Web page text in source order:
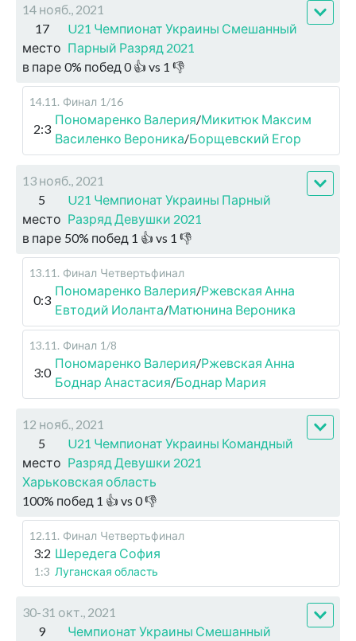
14 нояб., 2021
17
место
U21 Чемпионат Украины Смешанный
Парный Разряд 2021
в паре 0% побед 0👍 vs 1 👎
14.11 . Финал 1/16
2:3
Пономаренко Валерия/Микитюк Максим
Василенко Вероника/Борщевский Егор
13 нояб., 2021
5
место
U21 Чемпионат Украины Парный
Разряд Девушки 2021
в паре 50% побед 1 👍 vs 1 👎
13.11 . Финал Четвертьфинал
0:3
Пономаренко Валерия/Ржевская Анна
Евтодий Иоланта/Матюнина Вероника
13.11 . Финал 1/8
3:0
Пономаренко Валерия/Ржевская Анна
Боднар Анастасия/Боднар Мария
12 нояб., 2021
5
место
U21 Чемпионат Украины Командный
Разряд Девушки 2021
Харьковская область
100% побед 1 👍 vs 0👎
12.11 . Финал Четвертьфинал
3:2 Шередега София
1:3 Луганская область
30-31 окт., 2021
9
Чемпионат Украины Смешанный